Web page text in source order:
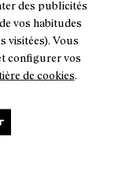
des publicités
vos habitudes
visitées). Vous
configurer vos
de cookies.
vous
Insights, et